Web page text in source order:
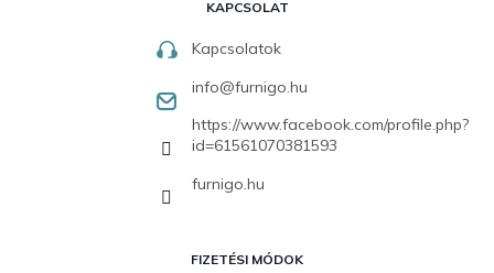
KAPCSOLAT
Kapcsolatok
info@furnigo.hu
https://www.facebook.com/profile.php?
id=61561070381593
furnigo.hu
FIZETÉSI MÓDOK